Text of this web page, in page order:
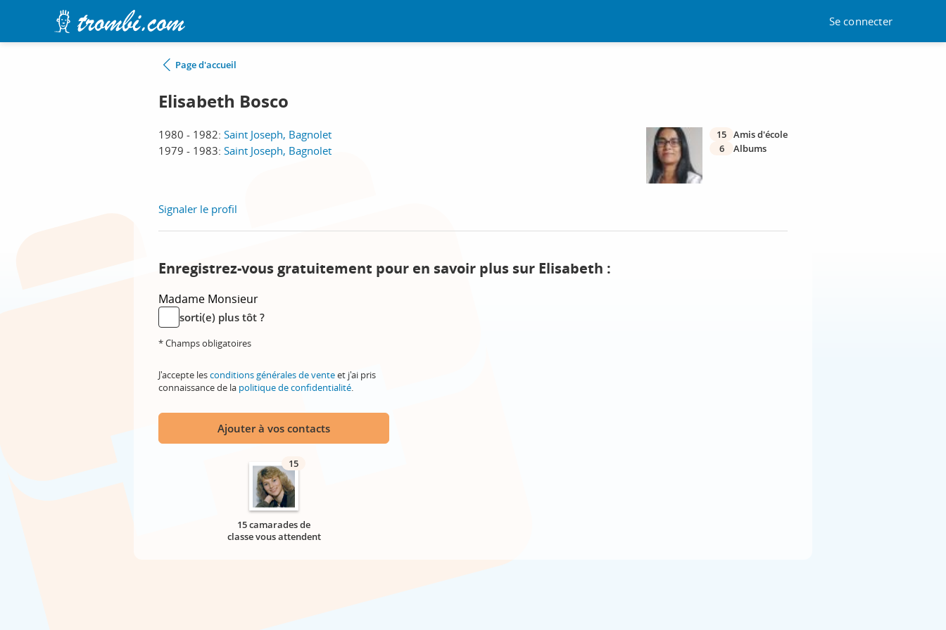
Se connecter
Page d'accueil
Elisabeth Bosco
1980 - 1982: Saint Joseph, Bagnolet
1979 - 1983: Saint Joseph, Bagnolet
15 Amis d'école
6
Albums
Signaler le profil
Enregistrez-vous gratuitement pour en savoir plus sur Elisabeth :
Madame Monsieur
sorti(e) plus tôt ?
* Champs obligatoires
J'accepte lesconditions générales de venteet j'ai pris
connaissance de la politique de confidentialité.
Ajouter à vos contacts
15
15 camarades de
classe vous attendent